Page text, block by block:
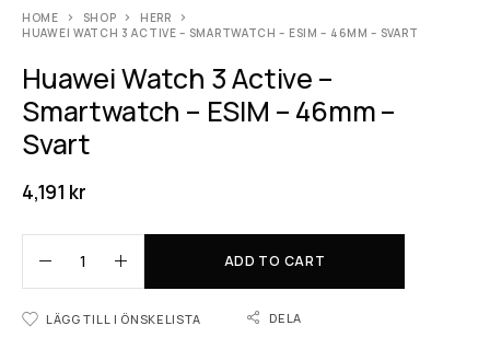
HOME SHOP
HERR
HUAWEI WATCH 3 ACTIVE – SMARTWATCH – ESIM – 46MM – SVART
Huawei Watch 3 Active –
Smartwatch – ESIM – 46mm –
Svart
4,191 kr
ADD TO CART
LÄGG TILL I ÖNSKELISTA DELA